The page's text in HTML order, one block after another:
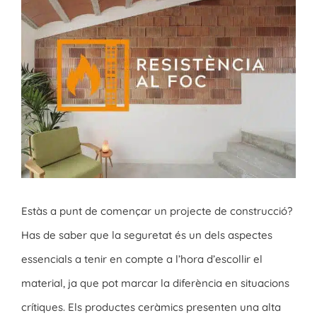
Larger
Image
Estàs a punt de començar un projecte de construcció?
Has de saber que la seguretat és un dels aspectes
essencials a tenir en compte a l’hora d’escollir el
material, ja que pot marcar la diferència en situacions
crítiques. Els productes ceràmics presenten una alta